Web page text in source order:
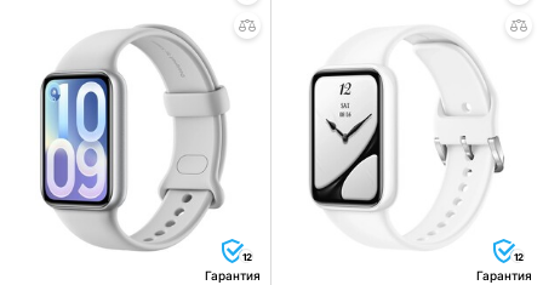
12
Гарантия
12
Гарантия